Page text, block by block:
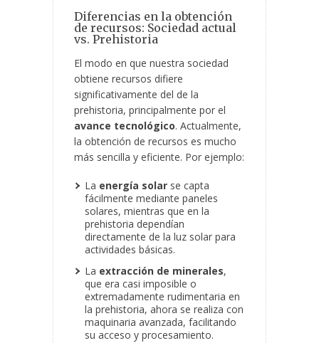
Diferencias en la obtención
de recursos: Sociedad actual
vs. Prehistoria
El modo en que nuestra sociedad
obtiene recursos difiere
significativamente del de la
prehistoria, principalmente por el
avance tecnológico. Actualmente,
la obtención de recursos es mucho
más sencilla y eficiente. Por ejemplo:
La energía solar se capta
fácilmente mediante paneles
solares, mientras que en la
prehistoria dependían
directamente de la luz solar para
actividades básicas.
La extracción de minerales,
que era casi imposible o
extremadamente rudimentaria en
la prehistoria, ahora se realiza con
maquinaria avanzada, facilitando
su acceso y procesamiento.